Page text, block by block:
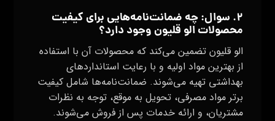
۲. سوال: چه ضمانت‌نامه‌هایی برای کیفیت
محصولات الو قلیون وجود دارد؟
الو قلیون تضمین می‌کند که محصولات آن با استفاده
از بهترین مواد اولیه و با رعایت استانداردهای
بهداشتی تهیه می‌شوند. ضمانت‌نامه‌ها شامل کیفیت
برتر مواد مصرفی، تحویل به موقع، توجه به نظرات
مشتریان، و ارائه خدمات پس از فروش می‌شوند.